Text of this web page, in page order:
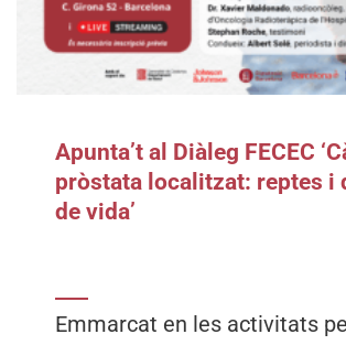
Apunta’t al Diàleg FECEC
pròstata localitzat: reptes i
de vida’
Emmarcat en les activitats